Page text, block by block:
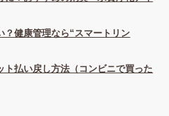
？健康管理なら“スマートリン
払い戻し方法（コンビニで買った